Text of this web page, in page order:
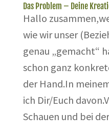
Das Problem – Deine
Hallo
wie wir unser
genau „gemacht“
schon ganz
der Hand.In
ich Dir/Euch
Schauen und bei